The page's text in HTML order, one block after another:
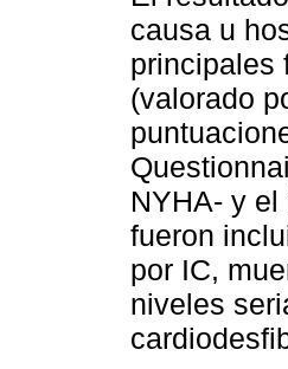
causa u
principales
(valorado
NYHA- y
fueron
por IC,
niveles